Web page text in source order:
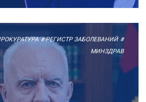
# РЕГИСТР ЗАБОЛЕВАНИЙ #
МИНЗДРАВ